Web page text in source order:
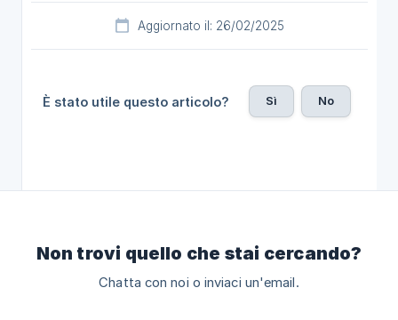
Aggiornato il: 26/02/2025
È stato utile questo articolo? Sì No
Non trovi quello che stai cercando?
Chatta con noi o inviaci un'email.